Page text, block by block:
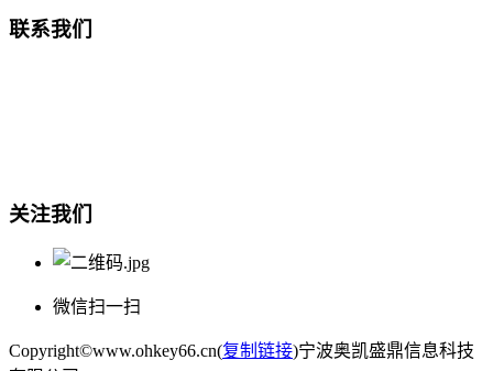
联系我们
关注我们
微信扫一扫
Copyright©www.ohkey66.cn(复制链接)宁波奥凯盛鼎信息科技